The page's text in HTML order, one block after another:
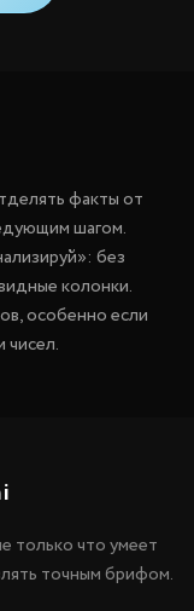
факты от
шагом.
без
колонки.
особенно если
чисел.
только что умеет
точным брифом.